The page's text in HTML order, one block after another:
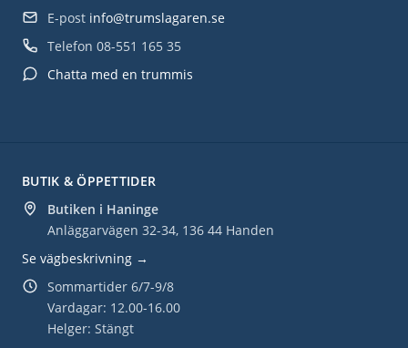
BUTIK & ÖPPETTIDER
Butiken i Haninge
Anläggarvägen 32-34, 136 44 Handen
Se vägbeskrivning →
Sommartider 6/7-9/8
Vardagar: 12.00-16.00
Helger: Stängt
E-post info@trumslagaren.se
Telefon 08-551 165 35
Chatta med en trummis